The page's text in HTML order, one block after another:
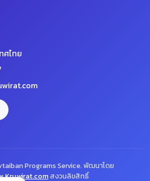
ศไทย
Programs Service. พัฒนาโดย
สงวนลิขสิทธิ์
.
🎓 คอร์ส 💎 VIP